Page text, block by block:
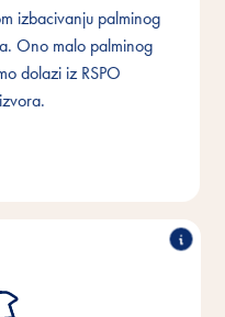
izbacivanju palminog
Ono malo palminog
dolazi iz RSPO